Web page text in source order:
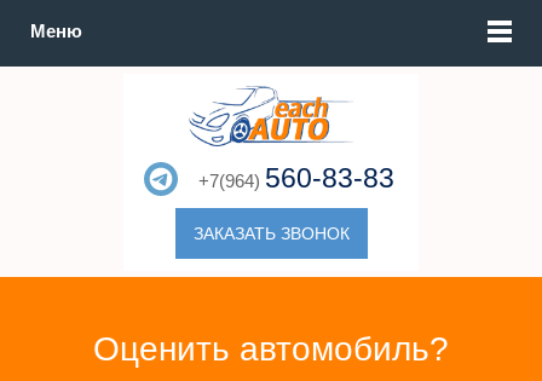
+7(964) 560-83-83
ЗАКАЗАТЬ ЗВОНОК
Меню
Оценить автомобиль?